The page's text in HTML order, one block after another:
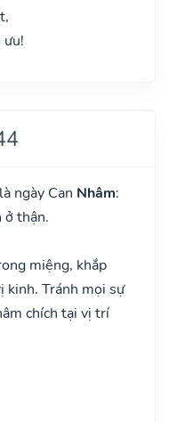
ưu!
ngày Can Nhâm:
ở thận.
miệng, khắp
kinh. Tránh mọi sự
chích tại vị trí